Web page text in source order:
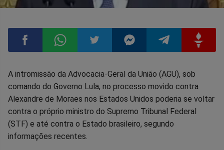
Compartilhar
no
Facebook
Compartilhar
no
Whatsapp
Compartilhar
no
Twitter
Compartilhar
no
Messenger
Compartilhar
no
Telegram
no
A intromissão da Advocacia-Geral da União (AGU), sob
comando do Governo Lula, no processo movido contra
Alexandre de Moraes nos Estados Unidos poderia se voltar
contra o próprio ministro do Supremo Tribunal Federal
(STF) e até contra o Estado brasileiro, segundo
informações recentes.